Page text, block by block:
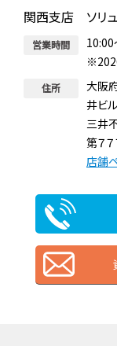
関西支店 ソリ
営業時間
住所
大阪
井ビ
三井
第７
店舗